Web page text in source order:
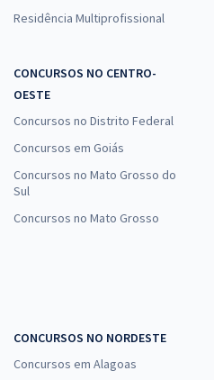
Residência Multiprofissional
CONCURSOS NO CENTRO-
OESTE
Concursos no Distrito Federal
Concursos em Goiás
Concursos no Mato Grosso do
Sul
Concursos no Mato Grosso
CONCURSOS NO NORDESTE
Concursos em Alagoas